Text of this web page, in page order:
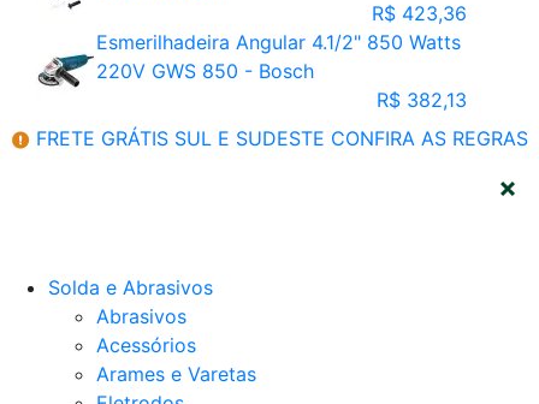
R$ 423,36
Esmerilhadeira Angular 4.1/2" 850 Watts
220V GWS 850 - Bosch
R$ 382,13
FRETE GRÁTIS SUL E SUDESTE CONFIRA AS REGRAS
Solda e Abrasivos
Abrasivos
Acessórios
Arames e Varetas